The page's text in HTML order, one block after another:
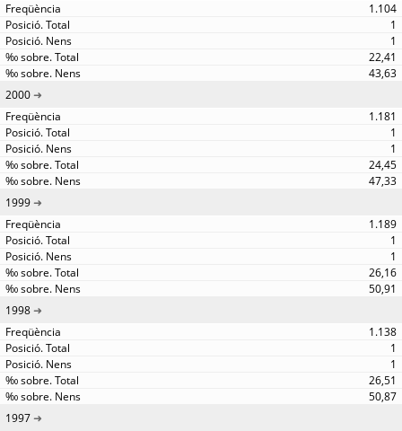
1.104
1
1
22,41
43,63
2000
1.181
1
1
24,45
47,33
1999
1.189
1
1
26,16
50,91
1998
1.138
1
1
26,51
50,87
1997